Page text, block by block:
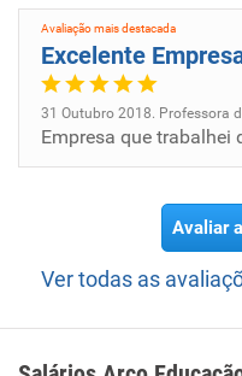
orgulho: · A Arco é a
na NASDAQ, a segunda
Estados Unidos, junto
Google e outras. ·
estudantes com nossas
com mais de 22
e famílias. · Atuamos em
estamos apenas
Avaliação mais destacada
Excelente
31 Outubro 2018. Professora
Avaliar
Ver todas as